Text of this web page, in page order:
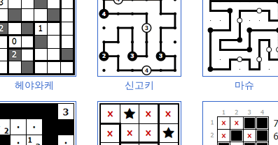
헤야와케 신고키 마슈